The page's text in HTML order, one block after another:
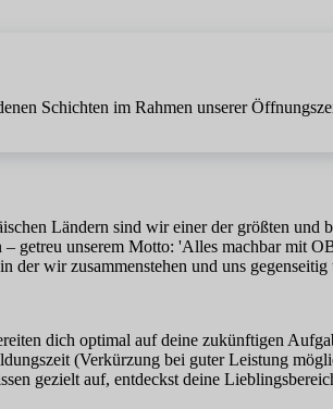
Schichten im Rahmen unserer
Ländern sind wir einer der größten und
getreu unserem Motto: 'Alles machbar mit
wir zusammenstehen und uns gegenseitig
dich optimal auf deine zukünftigen
(Verkürzung bei guter Leistung
gezielt auf, entdeckst deine